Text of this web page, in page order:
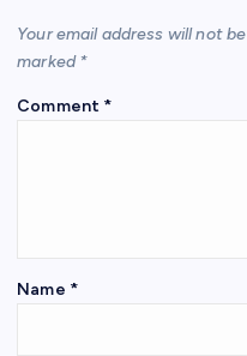
Your email address will not
marked *
Comment *
Name *